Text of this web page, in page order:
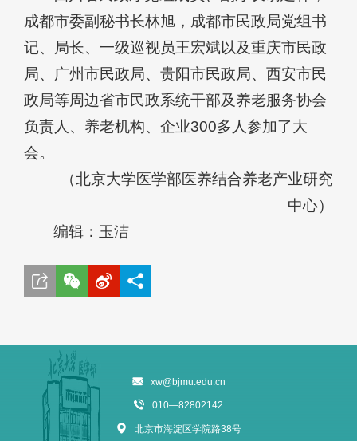
成都市委副秘书长林旭，成都市民政局党组书
记、局长、一级巡视员王宏斌以及重庆市民政
局、广州市民政局、贵阳市民政局、西安市民
政局等周边省市民政系统干部及养老服务协会
负责人、养老机构、企业300多人参加了大
会。
（北京大学医学部医养结合养老产业研究
中心）
编辑：玉洁
xw@bjmu.edu.cn
010—82802142
北京市海淀区学院路38号